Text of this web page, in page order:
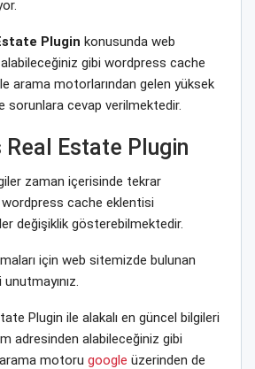
Plugin konusunda web
gibi wordpress cache
arama motorlarından gelen yüksek
sorunlara cevap verilmektedir.
Estate Plugin
zaman içerisinde tekrar
cache eklentisi
değişiklik gösterebilmektedir.
için web sitemizde bulunan
Plugin ile alakalı en güncel bilgileri
adresinden alabileceğiniz gibi
motoru google üzerinden de